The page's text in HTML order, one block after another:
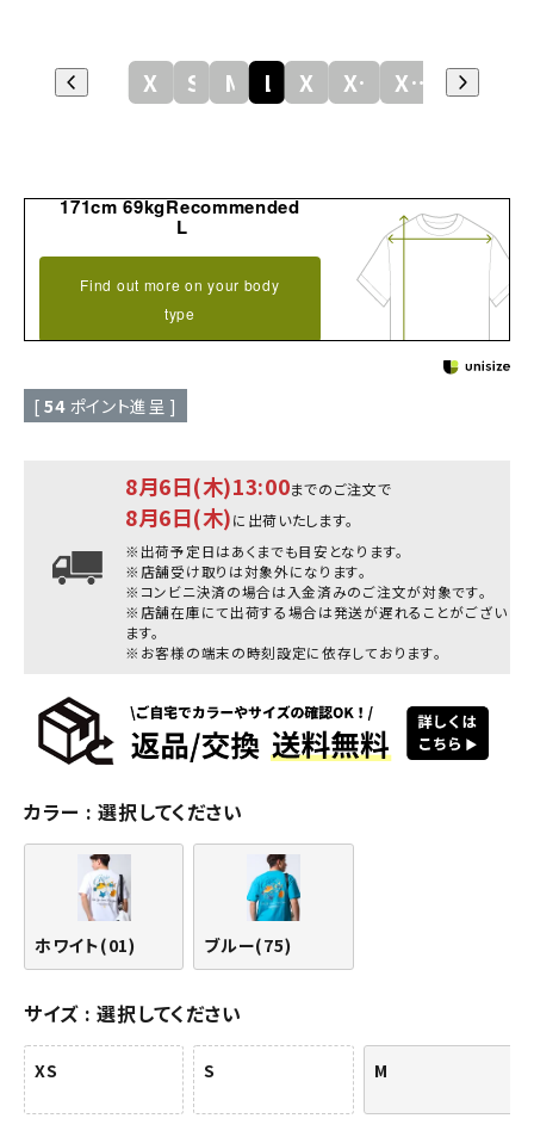
M XXL XXXL
171cm 69kgRecommended
L
Find out more on your body
type
[ 54 ポイント進呈 ]
8月6日(木)13:00までのご注文で
8月6日(木)に出荷いたします。
※出荷予定日はあくまでも目安となります。
※店舗受け取りは対象外になります。
※コンビニ決済の場合は入金済みのご注文が対象です。
※店舗在庫にて出荷する場合は発送が遅れることがござい
ます。
※お客様の端末の時刻設定に依存しております。
カラー 選択してください
ホワイト(01) ブルー(75)
サイズ 選択してください
XS S M